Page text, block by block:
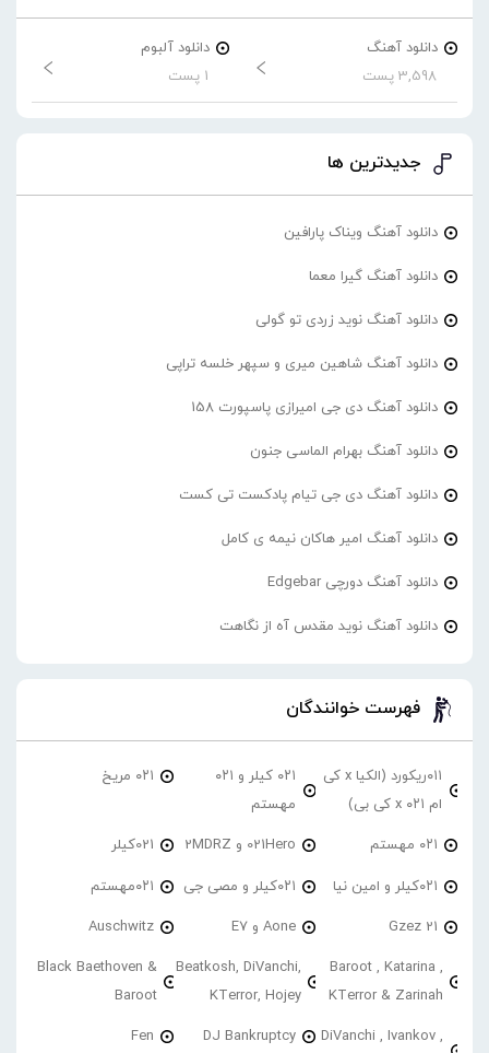
دانلود آهنگ
3,598 پست
دانلود آلبوم
1 پست
جدیدترین ها
دانلود آهنگ ویناک پارافین
دانلود آهنگ گیرا معما
دانلود آهنگ نوید زردی تو گولی
دانلود آهنگ شاهین میری و سپهر خلسه تراپی
دانلود آهنگ دی جی امیرازی پاسپورت 158
دانلود آهنگ بهرام الماسی جنون
دانلود آهنگ دی جی تیام پادکست تی کست
دانلود آهنگ امیر هاکان نیمه ی کامل
دانلود آهنگ دورچی Edgebar
دانلود آهنگ نوید مقدس آه از نگاهت
فهرست خوانندگان
۰۱۱ریکورد (الکیا x کی
ام ۰۲۱ x کی بی)
۰۲۱ کیلر و ۰۲۱
مهستم
۰۲۱ مریخ
۰۲۱ مهستم 021Hero و 2MDRZ 021کیلر
۰۲۱کیلر و امین نیا ۰۲۱کیلر و مصی جی ۰۲۱مهستم
21 Gzez Aone و E7 Auschwitz
Baroot , Katarina ,
KTerror & Zarinah
Beatkosh, DiVanchi,
KTerror, Hojey
Black Baethoven &
Baroot
DiVanchi , Ivankov ,
DJ Bankruptcy
Fen